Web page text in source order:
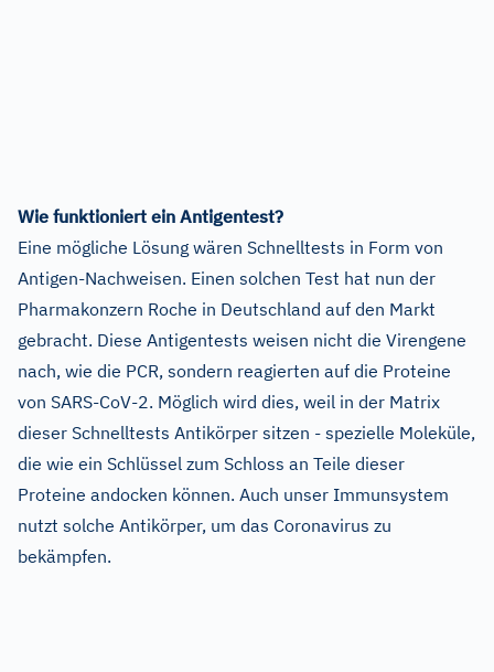
Wie funktioniert ein Antigentest?
Eine mögliche Lösung wären Schnelltests in Form von
Antigen-Nachweisen. Einen solchen Test hat nun der
Pharmakonzern Roche in Deutschland auf den Markt
gebracht. Diese Antigentests weisen nicht die Virengene
nach, wie die PCR, sondern reagierten auf die Proteine
von SARS-CoV-2. Möglich wird dies, weil in der Matrix
dieser Schnelltests Antikörper sitzen - spezielle Moleküle,
die wie ein Schlüssel zum Schloss an Teile dieser
Proteine andocken können. Auch unser Immunsystem
nutzt solche Antikörper, um das Coronavirus zu
bekämpfen.